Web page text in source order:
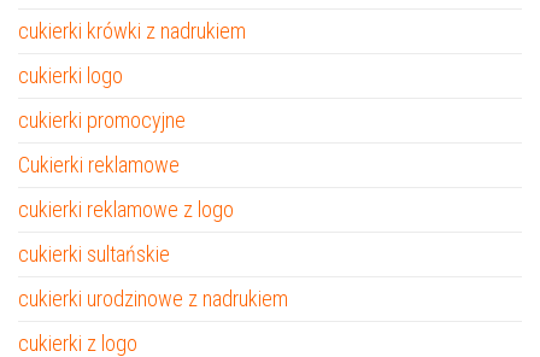
cukierki krówki z nadrukiem
cukierki logo
cukierki promocyjne
Cukierki reklamowe
cukierki reklamowe z logo
cukierki sultańskie
cukierki urodzinowe z nadrukiem
cukierki z logo